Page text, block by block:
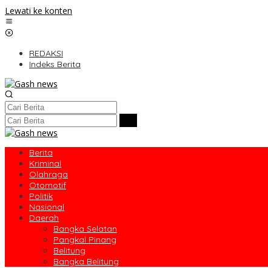
Lewati ke konten
REDAKSI
Indeks Berita
Berita
Kriminal
Olahraga
Otomotif
Politik
Nasional
Daerah
Bangka Selatan
Pangkal Pinang
Belitung
Bangka Belitung